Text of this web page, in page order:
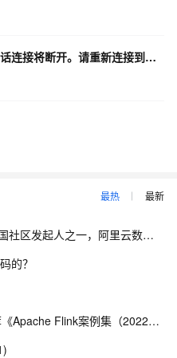
远程桌面连接，由于协议错误，会话连接将断开。请重新连接到远程计算机 是什么原因？
最热 最新
【大咖问答】对话PostgreSQL 中国社区发起人之一，阿里云数据库高级专家 德哥
的？
【藏经阁一起读（27）】本周推荐《Apache Flink案例集（2022版）》，你有哪些心得？